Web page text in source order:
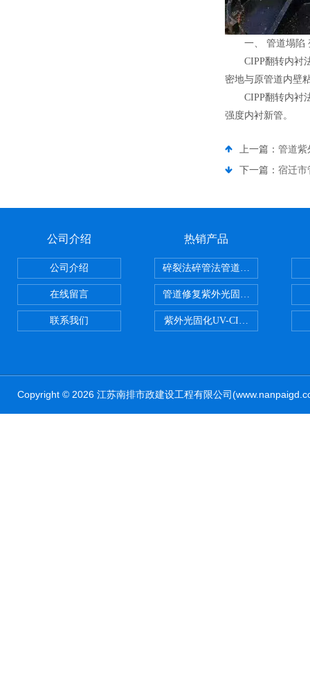
一、 管道塌陷
CIPP翻转内衬
密地与原管道内壁
CIPP翻转内衬
强度内衬新管。
上一篇： 管道紫
下一篇： 宿迁市
公司介绍
公司介绍
在线留言
联系我们
热销产品
碎裂法碎管法管道修复技术
管道修复紫外光固化修复CIPP内
紫外光固化UV-CIPP修复管道非
Copyright © 2026 江苏南排市政建设工程有限公司